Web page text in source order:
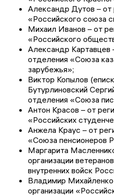
Александр Дутов – от
«Российского союза
Михаил Иванов – от
«Российского
Александр Картавцев
отделения «Союза
зарубежья»;
Виктор Копылов
Бутурлиновский
отделения «Союза
Антон Красов – от
«Российских
Анжела Краус – от
«Союза пенсионеров
Маргарита
организации
внутренних войск
Владимир Михайленко
организации